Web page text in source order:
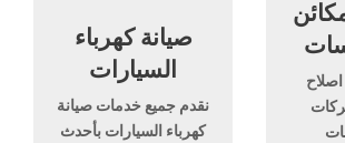
صيانة كهرباء
السيارات
نقدم جميع خدمات صيانة
كهرباء السيارات بأحدث